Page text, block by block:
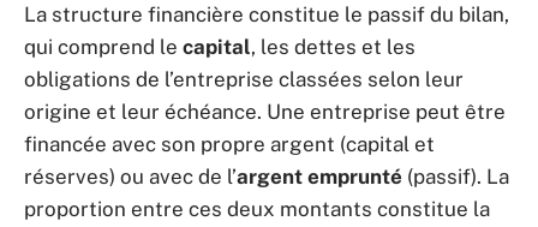
La structure financière constitue le passif du bilan,
qui comprend le capital, les dettes et les
obligations de l’entreprise classées selon leur
origine et leur échéance. Une entreprise peut être
financée avec son propre argent (capital et
réserves) ou avec de l’argent emprunté (passif). La
proportion entre ces deux montants constitue la